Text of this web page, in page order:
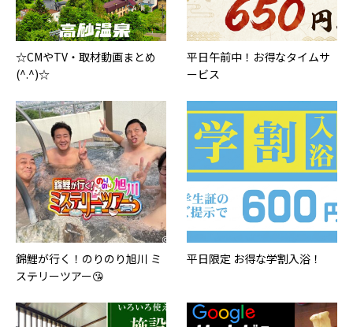
☆CMやTV・取材動画まとめ
(^.^)☆
平日午前中！お得なタイムサ
ービス
錦鯉が行く！のりのり旭川 ミ
ステリーツアー😘
平日限定 お得な学割入浴！